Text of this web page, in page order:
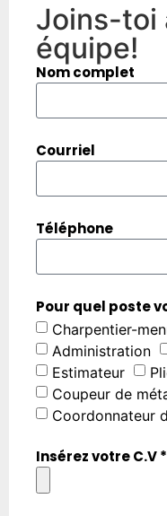
Joins-toi
équipe!
Nom complet
Courriel
Téléphone
Pour quel poste
Charpentier-
Administration
Estimateur
Coupeur de
Coordonnateur
Insérez votre C.V